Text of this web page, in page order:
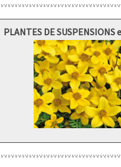
PLANTES DE SUSPENSIONS